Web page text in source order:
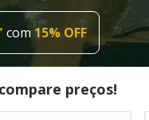
com 15% OFF
preços!